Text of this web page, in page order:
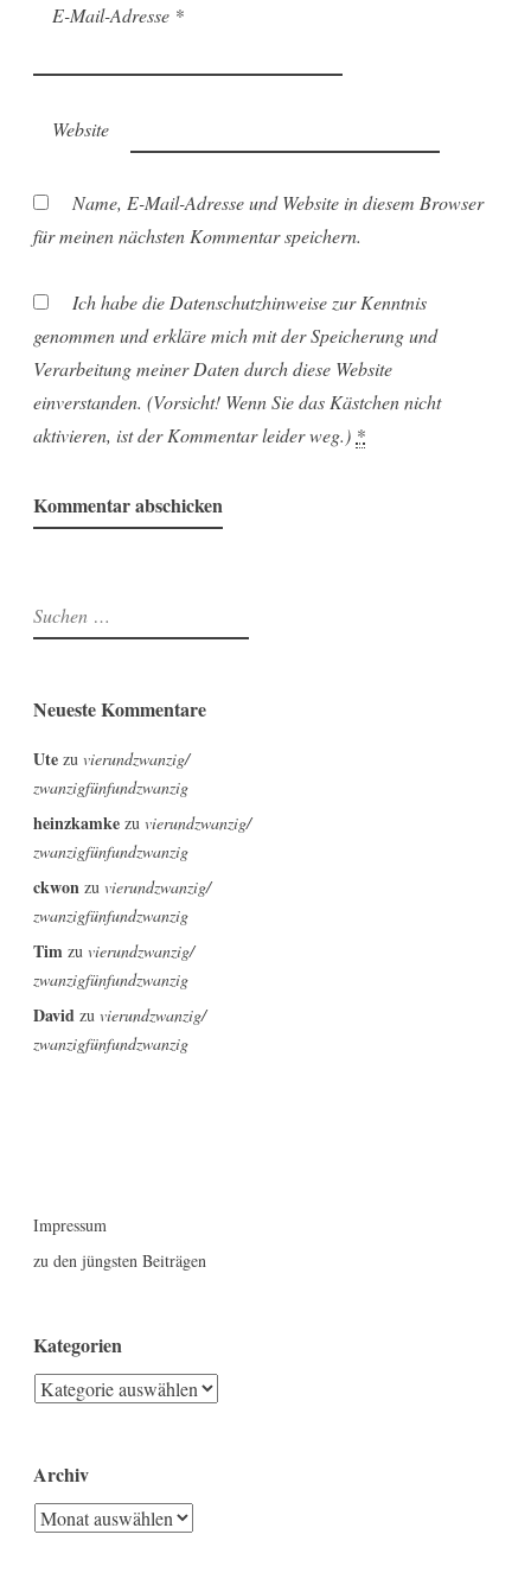
E-Mail-Adresse *
Website
Name, E-Mail-Adresse und Website in diesem Browser
für meinen nächsten Kommentar speichern.
Ich habe die Datenschutzhinweise zur Kenntnis
genommen und erkläre mich mit der Speicherung und
Verarbeitung meiner Daten durch diese Website
einverstanden. (Vorsicht! Wenn Sie das Kästchen nicht
aktivieren, ist der Kommentar leider weg.) *
Suchen
nach:
Neueste Kommentare
Ute zu vierundzwanzig/
zwanzigfünfundzwanzig
heinzkamke zu vierundzwanzig/
zwanzigfünfundzwanzig
ckwon zu vierundzwanzig/
zwanzigfünfundzwanzig
Tim zu vierundzwanzig/
zwanzigfünfundzwanzig
David zu vierundzwanzig/
zwanzigfünfundzwanzig
Impressum
zu den jüngsten Beiträgen
Kategorien
Kategorien
Archiv
Archiv